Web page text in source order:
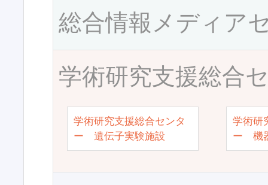
総合情報メディア
学術研究支援総合
学術研究支援総合センタ
ー 遺伝子実験施設
学術研
ー 機